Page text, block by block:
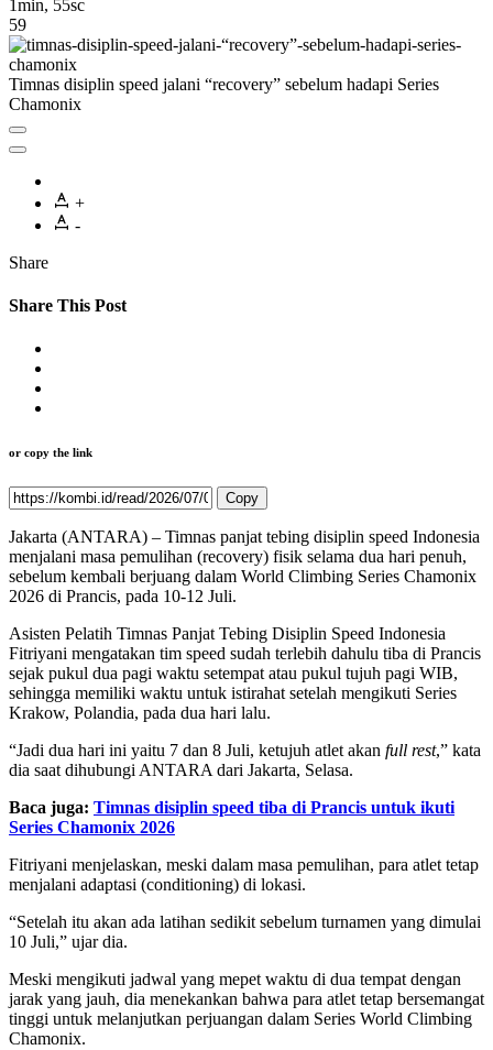
1min, 55sc
59
Timnas disiplin speed jalani “recovery” sebelum hadapi Series
Chamonix
+
-
Share
Share This Post
or copy the link
Copy
Jakarta (ANTARA) – Timnas panjat tebing disiplin speed Indonesia
menjalani masa pemulihan (recovery) fisik selama dua hari penuh,
sebelum kembali berjuang dalam World Climbing Series Chamonix
2026 di Prancis, pada 10-12 Juli.
Asisten Pelatih Timnas Panjat Tebing Disiplin Speed Indonesia
Fitriyani mengatakan tim speed sudah terlebih dahulu tiba di Prancis
sejak pukul dua pagi waktu setempat atau pukul tujuh pagi WIB,
sehingga memiliki waktu untuk istirahat setelah mengikuti Series
Krakow, Polandia, pada dua hari lalu.
“Jadi dua hari ini yaitu 7 dan 8 Juli, ketujuh atlet akan full rest,” kata
dia saat dihubungi ANTARA dari Jakarta, Selasa.
Baca juga: Timnas disiplin speed tiba di Prancis untuk ikuti
Series Chamonix 2026
Fitriyani menjelaskan, meski dalam masa pemulihan, para atlet tetap
menjalani adaptasi (conditioning) di lokasi.
“Setelah itu akan ada latihan sedikit sebelum turnamen yang dimulai
10 Juli,” ujar dia.
Meski mengikuti jadwal yang mepet waktu di dua tempat dengan
jarak yang jauh, dia menekankan bahwa para atlet tetap bersemangat
tinggi untuk melanjutkan perjuangan dalam Series World Climbing
Chamonix.